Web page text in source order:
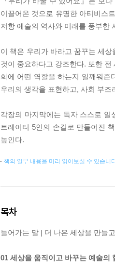
이끌어온 것으로 유명한 아티비스
저항 예술의 역사와 미래를 풍부한
이 책은 우리가 바라고 꿈꾸는 세
것이 중요하다고 강조한다. 또한
화에 어떤 역할을 하는지 일깨워준
우리의 생각을 표현하고, 사회 부
각장의 마지막에는 독자 스스로
트레이터 5인의 손길로 만들어진
높인다.
책의 일부 내용을 미리 읽어보실 수 있습니
목차
들어가는 말 | 더 나은 세상을 만들
01 세상을 움직이고 바꾸는 예술의